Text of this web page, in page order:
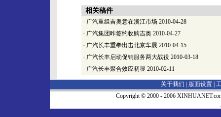
相关稿件
· 广汽重组吉奥意在浙江市场 2010-04-28
· 广汽集团昨签约收购吉奥 2010-04-27
· 广汽长丰重拳出击北京车展 2010-04-15
· 广汽长丰启动促销服务两大战役 2010-03-18
· 广汽长丰聚合效应初显 2010-02-11
关于我们 | 版面设置
Copyright © 2000 - 2006